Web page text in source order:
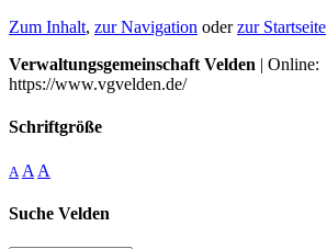
Zum Inhalt, zur Navigation oderzur Startseite
Verwaltungsgemeinschaft Velden | Online:
https://www.vgvelden.de/
Schriftgröße
A A A
Suche Velden